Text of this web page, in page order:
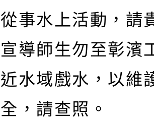
從事水上活動，請
宣導師生勿至彰濱
近水域戲水，以維
全，請查照。